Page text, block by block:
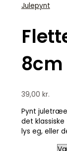
Julepynt
8cm
39,00 kr.
Pynt
det
lys eg, eller